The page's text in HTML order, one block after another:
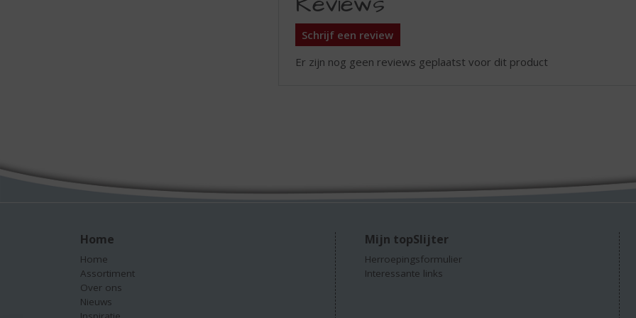
Schrijf een review
Er zijn nog geen reviews geplaatst voor dit product
Home
Home
Assortiment
Over ons
Nieuws
Mijn topSlijter
Herroepingsformulier
Interessante links